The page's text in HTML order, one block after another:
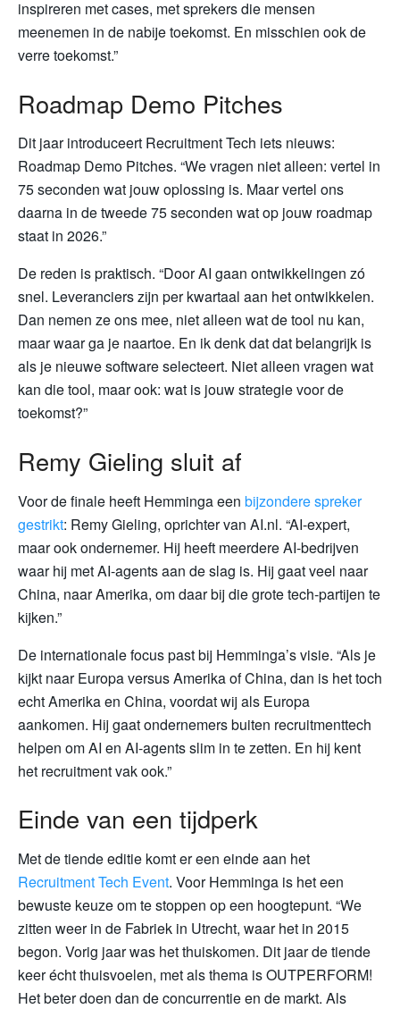
inspireren met cases, met sprekers die mensen
meenemen in de nabije toekomst. En misschien ook de
verre toekomst.”
Roadmap Demo Pitches
Dit jaar introduceert Recruitment Tech iets nieuws:
Roadmap Demo Pitches. “We vragen niet alleen: vertel in
75 seconden wat jouw oplossing is. Maar vertel ons
daarna in de tweede 75 seconden wat op jouw roadmap
staat in 2026.”
De reden is praktisch. “Door AI gaan ontwikkelingen zó
snel. Leveranciers zijn per kwartaal aan het ontwikkelen.
Dan nemen ze ons mee, niet alleen wat de tool nu kan,
maar waar ga je naartoe. En ik denk dat dat belangrijk is
als je nieuwe software selecteert. Niet alleen vragen wat
kan die tool, maar ook: wat is jouw strategie voor de
toekomst?”
Remy Gieling sluit af
Voor de finale heeft Hemminga een bijzondere spreker
gestrikt: Remy Gieling, oprichter van AI.nl. “AI-expert,
maar ook ondernemer. Hij heeft meerdere AI-bedrijven
waar hij met AI-agents aan de slag is. Hij gaat veel naar
China, naar Amerika, om daar bij die grote tech-partijen te
kijken.”
De internationale focus past bij Hemminga’s visie. “Als je
kijkt naar Europa versus Amerika of China, dan is het toch
echt Amerika en China, voordat wij als Europa
aankomen. Hij gaat ondernemers buiten recruitmenttech
helpen om AI en AI-agents slim in te zetten. En hij kent
het recruitment vak ook.”
Einde van een tijdperk
Met de tiende editie komt er een einde aan het
Recruitment Tech Event. Voor Hemminga is het een
bewuste keuze om te stoppen op een hoogtepunt. “We
zitten weer in de Fabriek in Utrecht, waar het in 2015
begon. Vorig jaar was het thuiskomen. Dit jaar de tiende
keer écht thuisvoelen, met als thema is OUTPERFORM!
Het beter doen dan de concurrentie en de markt. Als